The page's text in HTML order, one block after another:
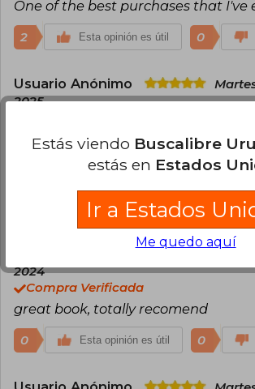
One of the best purchases that I've
2 Esta opinión es útil 0
Usuario Anónimo
2025
Muy lindo! la edición de tapa dura
Además de un gran libro, un lindo
Esta opinión es útil 0
2024
Compra Verificada
great book, totally recomend
0 Esta opinión es útil 0
Estás viendo Buscalibre
estás en Estados
Ir a Estados
Me quedo aquí